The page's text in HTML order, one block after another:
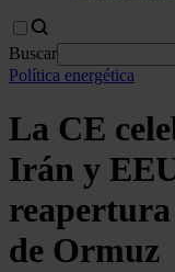
Buscar
Política energética
La CE
Irán y
de Ormuz